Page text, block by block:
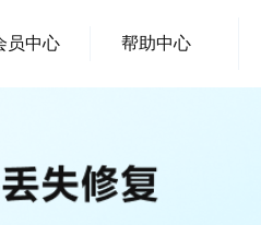
员中心 帮助中心